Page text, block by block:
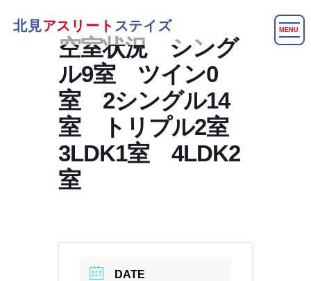
北見アスリート ステイズ MENU
空室状況 シング
ル9室 ツイン0
室 2シングル14
室 トリプル2室
3LDK1室 4LDK2
室
DATE